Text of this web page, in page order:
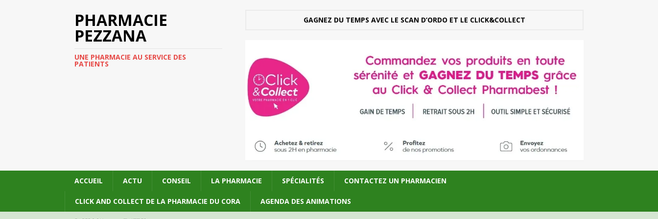
PHARMACIE
PEZZANA
UNE PHARMACIE AU SERVICE DES
PATIENTS
GAGNEZ DU TEMPS AVEC LE SCAN D’ORDO ET LE CLICK&COLLECT
ACCUEIL ACTU CONSEIL LA PHARMACIE SPÉCIALITÉS CONTACTEZ UN PHARMACIEN
CLICK AND COLLECT DE LA PHARMACIE DU CORA AGENDA DES ANIMATIONS